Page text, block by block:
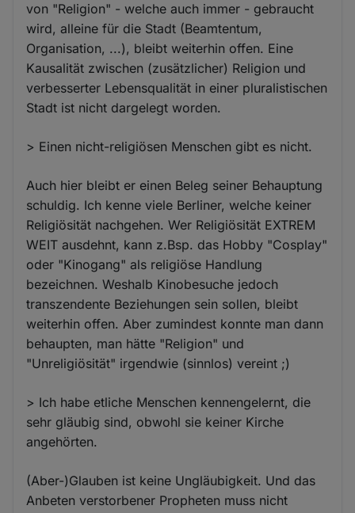
von "Religion" - welche auch immer - gebraucht
wird, alleine für die Stadt (Beamtentum,
Organisation, ...), bleibt weiterhin offen. Eine
Kausalität zwischen (zusätzlicher) Religion und
verbesserter Lebensqualität in einer pluralistischen
Stadt ist nicht dargelegt worden.
> Einen nicht-religiösen Menschen gibt es nicht.
Auch hier bleibt er einen Beleg seiner Behauptung
schuldig. Ich kenne viele Berliner, welche keiner
Religiösität nachgehen. Wer Religiösität EXTREM
WEIT ausdehnt, kann z.Bsp. das Hobby "Cosplay"
oder "Kinogang" als religiöse Handlung
bezeichnen. Weshalb Kinobesuche jedoch
transzendente Beziehungen sein sollen, bleibt
weiterhin offen. Aber zumindest konnte man dann
behaupten, man hätte "Religion" und
"Unreligiösität" irgendwie (sinnlos) vereint ;)
> Ich habe etliche Menschen kennengelernt, die
sehr gläubig sind, obwohl sie keiner Kirche
angehörten.
(Aber-)Glauben ist keine Ungläubigkeit. Und das
Anbeten verstorbener Propheten muss nicht